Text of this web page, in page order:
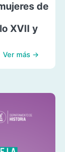
de
XVII y
Ver más →